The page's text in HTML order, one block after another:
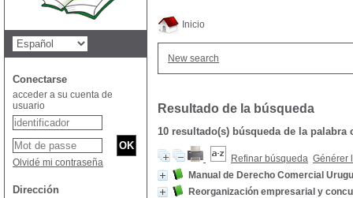
Inicio
New search
Resultado de la búsqueda
10 resultado(s) búsqueda de la palabra
Refinar búsqueda Générer
Manual de Derecho Comercial
Reorganización empresarial y
Conectarse
acceder a su cuenta de
usuario
Olvidé mi contraseña
Dirección